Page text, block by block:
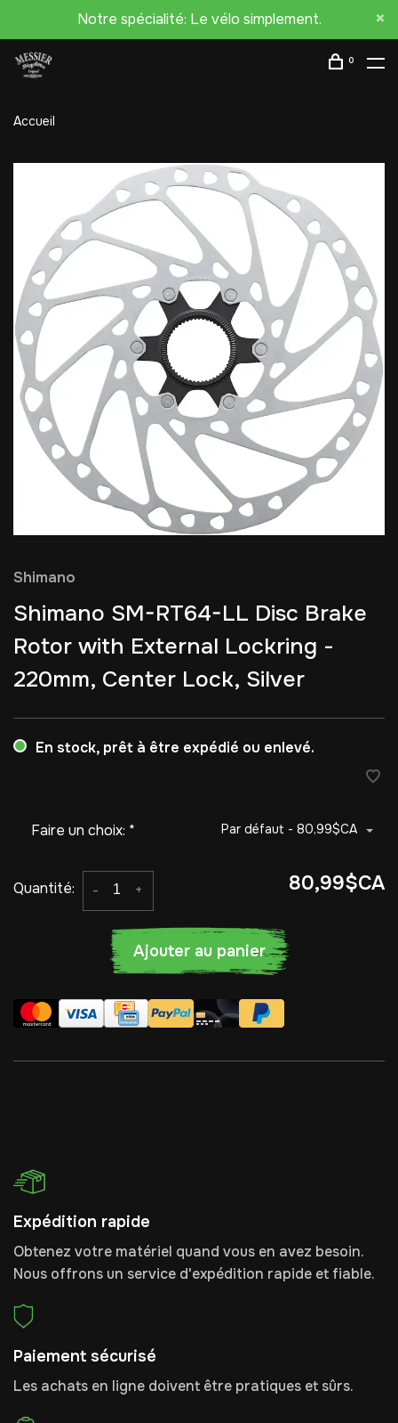
Notre spécialité: Le vélo simplement.
0
Accueil
Shimano
Shimano SM-RT64-LL Disc Brake
Rotor with External Lockring -
220mm, Center Lock, Silver
En stock, prêt à être expédié ou enlevé.
Faire un choix: * Par défaut - 80,99$CA
Quantité: +
- 80,99$CA
Ajouter au panier
Expédition rapide
Obtenez votre matériel quand vous en avez besoin.
Nous offrons un service d'expédition rapide et fiable.
Paiement sécurisé
Les achats en ligne doivent être pratiques et sûrs.